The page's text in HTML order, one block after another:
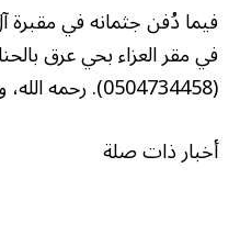
فيما دُفن جثمانه في مقبرة
في مقر العزاء بحي عرق
(0504734458). رحمه الله، وغفر له، وأسكنه فسيح جناته.
أخبار ذات صلة